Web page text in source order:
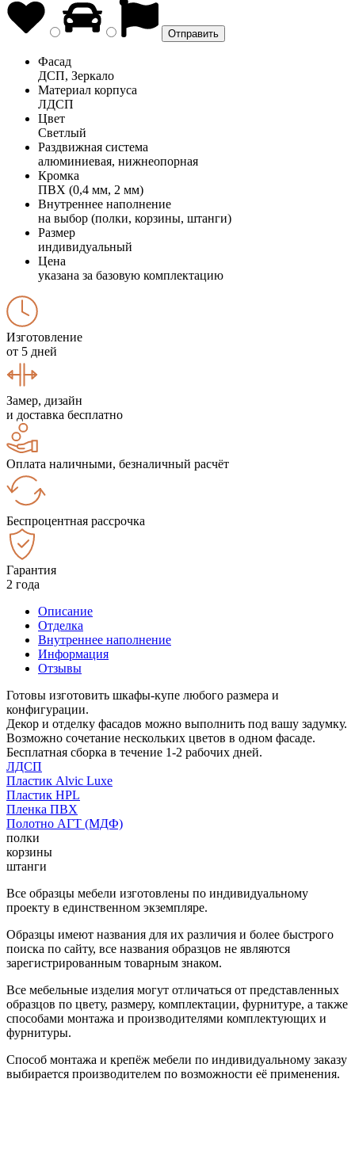
Фасад
ДСП, Зеркало
Материал корпуса
ЛДСП
Цвет
Светлый
Раздвижная система
алюминиевая, нижнеопорная
Кромка
ПВХ (0,4 мм, 2 мм)
Внутреннее наполнение
на выбор (полки, корзины, штанги)
Размер
индивидуальный
Цена
указана за базовую комплектацию
Изготовление
от 5 дней
Замер, дизайн
и доставка бесплатно
Оплата наличными, безналичный расчёт
Беспроцентная рассрочка
Гарантия
2 года
Описание
Отделка
Внутреннее наполнение
Информация
Отзывы
Готовы изготовить шкафы-купе любого размера и
конфигурации.
Декор и отделку фасадов можно выполнить под вашу задумку.
Возможно сочетание нескольких цветов в одном фасаде.
Бесплатная сборка в течение 1-2 рабочих дней.
ЛДСП
Пластик Alvic Luxe
Пластик HPL
Пленка ПВХ
Полотно АГТ (МДФ)
полки
корзины
штанги
Все образцы мебели изготовлены по индивидуальному
проекту в единственном экземпляре.
Образцы имеют названия для их различия и более быстрого
поиска по сайту, все названия образцов не являются
зарегистрированным товарным знаком.
Все мебельные изделия могут отличаться от представленных
образцов по цвету, размеру, комплектации, фурнитуре, а также
способами монтажа и производителями комплектующих и
фурнитуры.
Способ монтажа и крепёж мебели по индивидуальному заказу
выбирается производителем по возможности её применения.